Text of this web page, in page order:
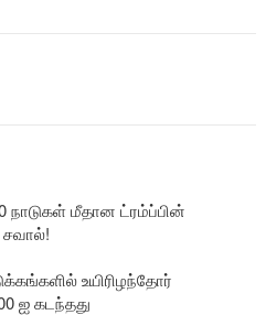
மீதான ட்ரம்ப்பின்
சவால்!
உயிரிழந்தோர்
ஐ கடந்தது